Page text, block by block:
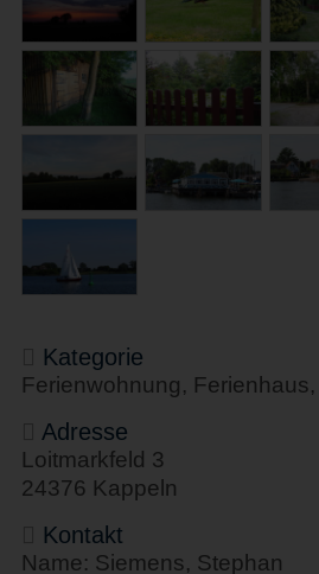
Kategorie
Ferienwohnung,
Adresse
Loitmarkfeld 3
24376 Kappeln
Kontakt
Name: Siemens, Stephan